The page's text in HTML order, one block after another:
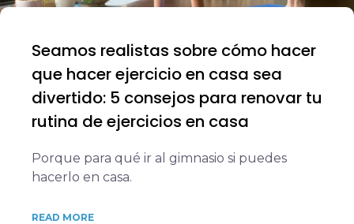
Seamos realistas sobre cómo hacer
que hacer ejercicio en casa sea
divertido: 5 consejos para renovar tu
rutina de ejercicios en casa
Porque para qué ir al gimnasio si puedes
hacerlo en casa.
READ MORE